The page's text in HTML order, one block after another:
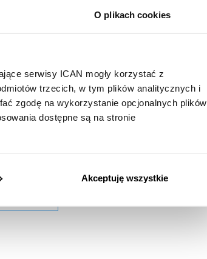
O plikach cookies
serwisy ICAN mogły korzystać z
trzecich, w tym plików analitycznych i
zgodę na wykorzystanie opcjonalnych plików
dostępne są na stronie
Akceptuję wszystkie
sposób.
walki,
czyli
się